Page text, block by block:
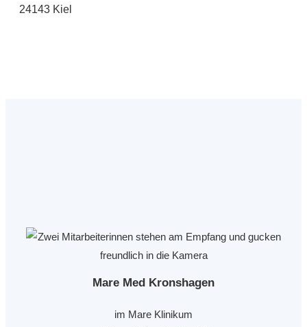
24143 Kiel
Mare Med Kronshagen
im Mare Klinikum